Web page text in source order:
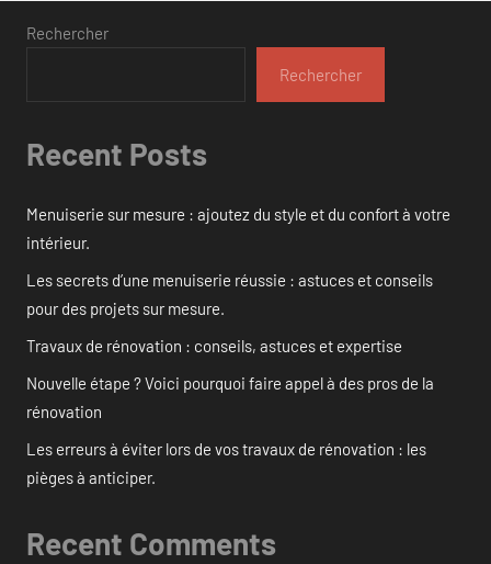
Rechercher
Rechercher
Recent Posts
Menuiserie sur mesure : ajoutez du style et du confort à votre
intérieur.
Les secrets d’une menuiserie réussie : astuces et conseils
pour des projets sur mesure.
Travaux de rénovation : conseils, astuces et expertise
Nouvelle étape ? Voici pourquoi faire appel à des pros de la
rénovation
Les erreurs à éviter lors de vos travaux de rénovation : les
pièges à anticiper.
Recent Comments